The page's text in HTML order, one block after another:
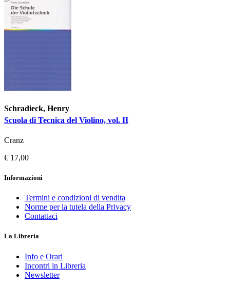
Schradieck, Henry
Scuola di Tecnica del Violino, vol. II
Cranz
€ 17,00
Informazioni
Termini e condizioni di vendita
Norme per la tutela della Privacy
Contattaci
La Libreria
Info e Orari
Incontri in Libreria
Newsletter